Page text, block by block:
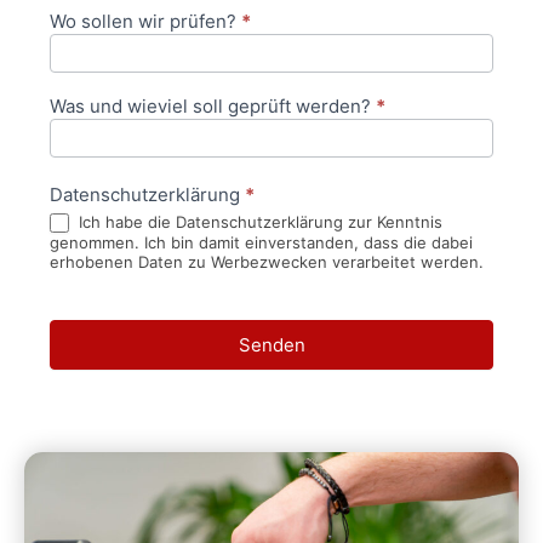
Wo sollen wir prüfen? *
Was und wieviel soll geprüft werden? *
Datenschutzerklärung *
Ich habe die Datenschutzerklärung zur Kenntnis
genommen. Ich bin damit einverstanden, dass die dabei
erhobenen Daten zu Werbezwecken verarbeitet werden.
Senden